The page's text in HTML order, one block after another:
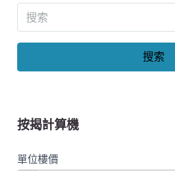
搜索
按揭計算機
單位樓價